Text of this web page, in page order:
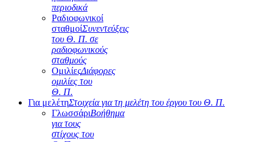
περιοδικά
Ραδιοφωνικοί
σταθμοίΣυνεντεύξεις
του Θ. Π. σε
ραδιοφωνικούς
σταθμούς
ΟμιλίεςΔιάφορες
ομιλίες του
Θ. Π.
Για μελέτηΣτοιχεία για τη μελέτη του έργου του Θ. Π.
ΓλωσσάριΒοήθημα
για τους
στίχους του